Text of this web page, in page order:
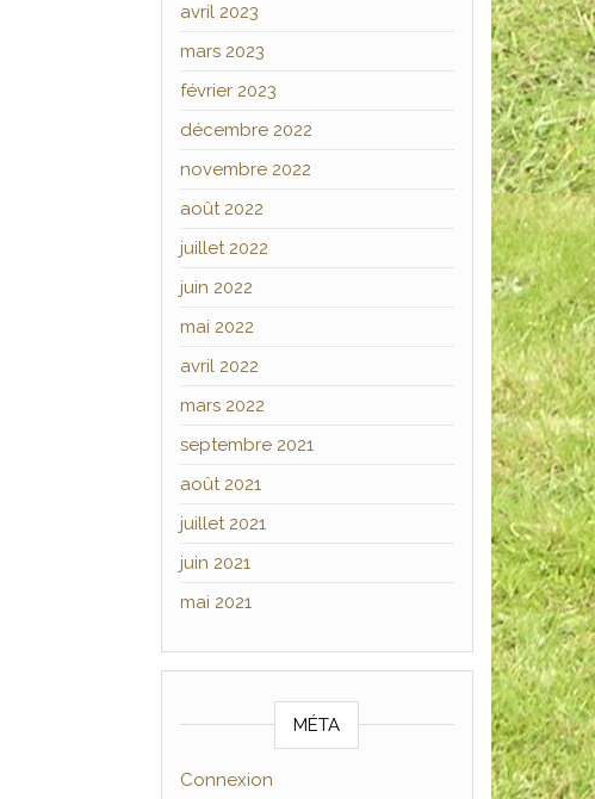
avril 2023
mars 2023
février 2023
décembre 2022
novembre 2022
août 2022
juillet 2022
juin 2022
mai 2022
avril 2022
mars 2022
septembre 2021
août 2021
juillet 2021
juin 2021
mai 2021
MÉTA
Connexion